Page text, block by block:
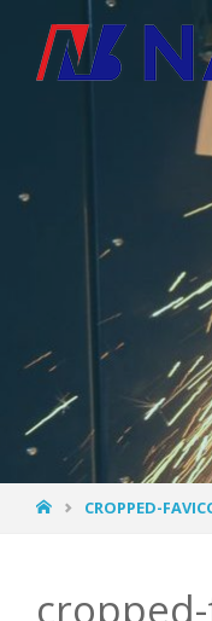
CROPPED-